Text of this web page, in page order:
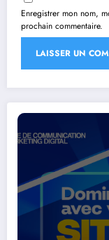
Enregistrer mon nom,
prochain commentaire.